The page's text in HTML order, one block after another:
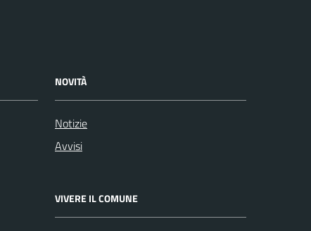
NOVITÀ
Notizie
Avvisi
VIVERE IL COMUNE